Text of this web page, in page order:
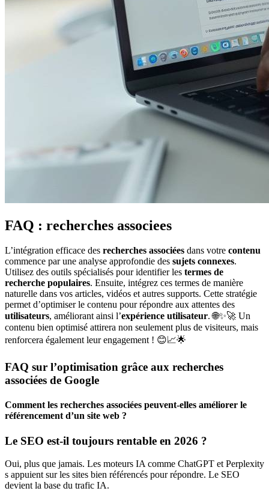
FAQ : recherches associees
L’intégration efficace des recherches associées dans votre contenu
commence par une analyse approfondie des sujets connexes.
Utilisez des outils spécialisés pour identifier les termes de
recherche populaires. Ensuite, intégrez ces termes de manière
naturelle dans vos articles, vidéos et autres supports. Cette stratégie
permet d’optimiser le contenu pour répondre aux attentes des
utilisateurs, améliorant ainsi l’expérience utilisateur. 🌐✨🚀 Un
contenu bien optimisé attirera non seulement plus de visiteurs, mais
renforcera également leur engagement ! 😊📈🌟
FAQ sur l’optimisation grâce aux recherches
associées de Google
Comment les recherches associées peuvent-elles améliorer le
référencement d’un site web ?
Le SEO est-il toujours rentable en 2026 ?
Oui, plus que jamais. Les moteurs IA comme ChatGPT et Perplexity
s appuient sur les sites bien référencés pour répondre. Le SEO
devient la base du trafic IA.